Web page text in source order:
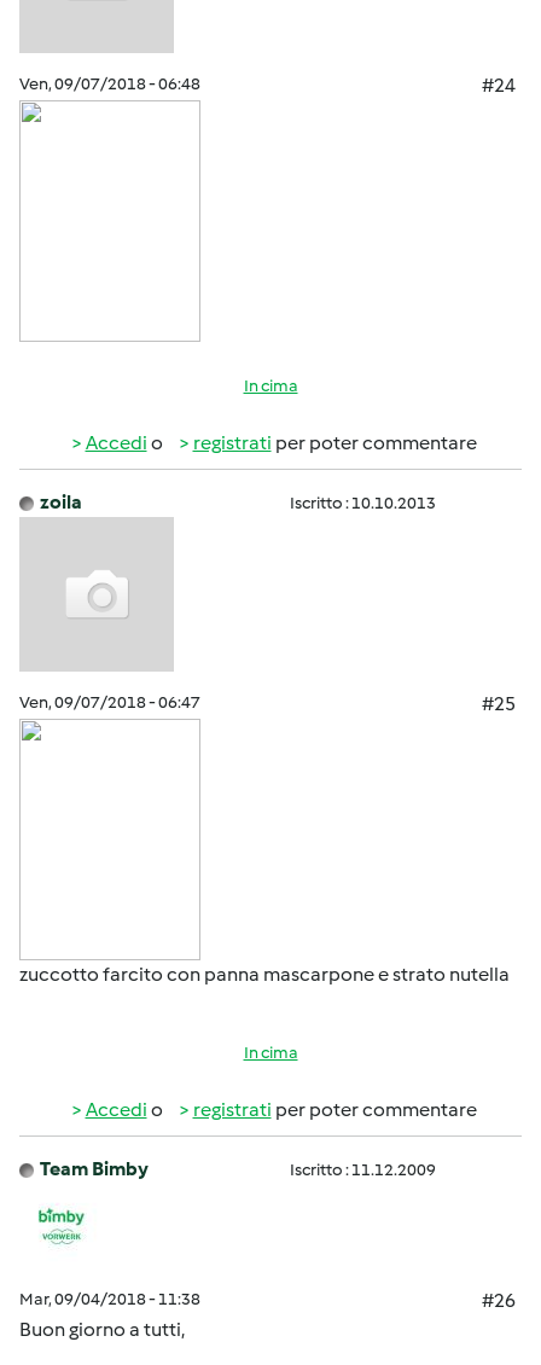
Ven, 09/07/2018 - 06:48 #24
In cima
Accedi o registrati per poter commentare
zoila Iscritto : 10.10.2013
Ven, 09/07/2018 - 06:47 #25
zuccotto farcito con panna mascarpone e strato nutella
In cima
Accedi o registrati per poter commentare
Team Bimby Iscritto : 11.12.2009
Mar, 09/04/2018 - 11:38
#26
Buon giorno a tutti,